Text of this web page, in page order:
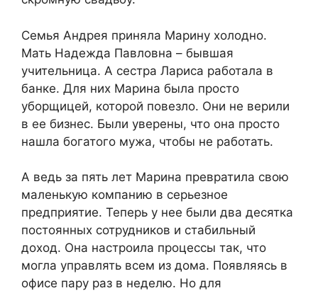
Семья Андрея приняла Марину холодно.
Мать Надежда Павловна – бывшая
учительница. А сестра Лариса работала в
банке. Для них Марина была просто
уборщицей, которой повезло. Они не верили
в ее бизнес. Были уверены, что она просто
нашла богатого мужа, чтобы не работать.
А ведь за пять лет Марина превратила свою
маленькую компанию в серьезное
предприятие. Теперь у нее были два десятка
постоянных сотрудников и стабильный
доход. Она настроила процессы так, что
могла управлять всем из дома. Появляясь в
офисе пару раз в неделю. Но для